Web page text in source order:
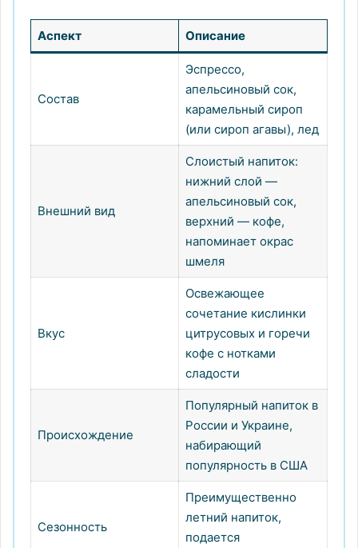
Аспект Описание
Состав
Эспрессо,
апельсиновый сок,
карамельный сироп
(или сироп агавы), лед
Внешний вид
Слоистый напиток:
нижний слой —
апельсиновый сок,
верхний — кофе,
напоминает окрас
шмеля
Вкус
Освежающее
сочетание кислинки
цитрусовых и горечи
кофе с нотками
сладости
Происхождение
Популярный напиток в
России и Украине,
набирающий
популярность в США
Сезонность
Преимущественно
летний напиток,
подается